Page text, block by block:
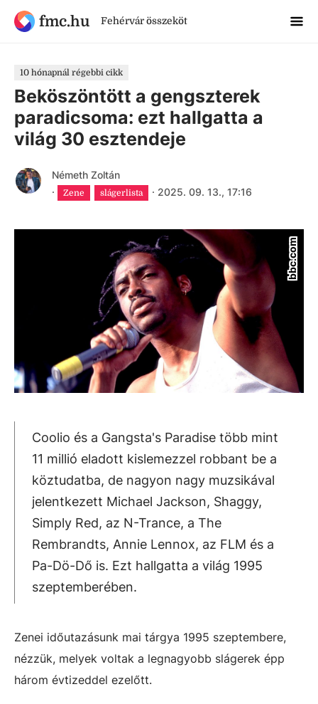
fmc.hu Fehérvár összeköt
10 hónapnál régebbi cikk
Beköszöntött a gengszterek
paradicsoma: ezt hallgatta a
világ 30 esztendeje
Németh Zoltán
·
Zene slágerlista · 2025. 09. 13., 17:16
bbc.com
Coolio és a Gangsta's Paradise több mint
11 millió eladott kislemezzel robbant be a
köztudatba, de nagyon nagy muzsikával
jelentkezett Michael Jackson, Shaggy,
Simply Red, az N-Trance, a The
Rembrandts, Annie Lennox, az FLM és a
Pa-Dö-Dő is. Ezt hallgatta a világ 1995
szeptemberében.
Zenei időutazásunk mai tárgya 1995 szeptembere,
nézzük, melyek voltak a legnagyobb slágerek épp
három évtizeddel ezelőtt.